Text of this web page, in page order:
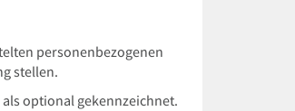
personenbezogenen
stellen.
optional gekennzeichnet.